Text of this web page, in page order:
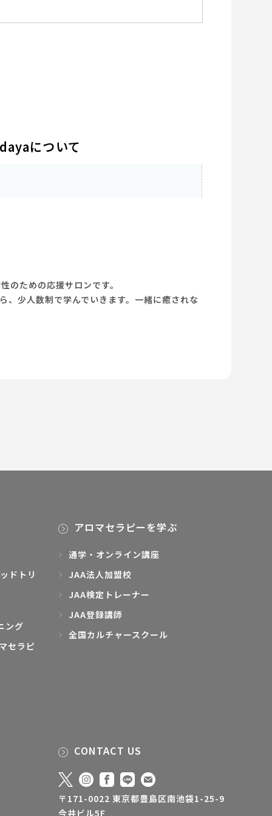
について
ための応援サロンです。
、少人数制で学んでいきます。一緒に癒されな
ドトリ
ング
セラピ
アロマセラピーを学ぶ
通学・オンライン講座
JAA法人加盟校
JAA検定トレーナー
JAA登録講師
全国カルチャースクール
CONTACT US
〒171-0022 東京都豊島区南池袋1-25-9
今井ビル5F